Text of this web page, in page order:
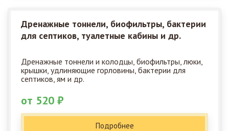
Дренажные тоннели, биофильтры, бактерии
для септиков, туалетные кабины и др.
Дренажные тоннели и колодцы, биофильтры, люки,
крышки, удлиняющие горловины, бактерии для
септиков, ям и др.
от 520 ₽
Подробнее